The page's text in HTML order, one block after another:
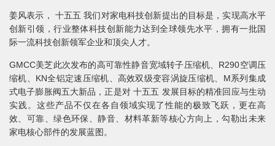
姜风表示， 十五五 我们对家电科技创新提出的目标是，实现高水平
创新引领，行业整体科技创新能力达到全球领先水平，拥有一批国
际一流科技创新领军企业和顶尖人才。
GMCC美芝此次发布的高可靠性静音宽域转子压缩机、R290空调压
缩机、KN全铝定速压缩机、高效双级变容涡旋压缩机、M系列集成
式电子膨胀阀五大新品，正是对 十五五 发展目标的精准回应与生动
实践。这些产品不仅在各自领域实现了性能的极致飞跃，更在高
效、可靠、绿色环保、静音、材料革新等核心方向上，勾勒出未来
家电核心部件的发展蓝图。